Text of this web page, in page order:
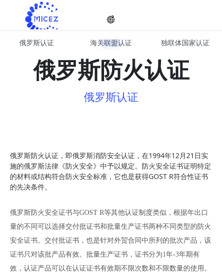
选择
语种
欧亚经济联盟EAC认证服务
俄罗斯认证 海关联盟认证 独联体国家认证
俄罗斯防火认证
俄罗斯认证
俄罗斯防火认证，即俄罗斯消防安全认证，在1994年12月21日实
施的俄罗斯法律《防火安全》中予以规定。防火安全证书证明特定
的材料或结构符合防火安全标准，它也是获得GOST R符合性证书
的先决条件。
俄罗斯防火安全证书与GOST R等其他认证制度类似，根据年出口
量的不同可以选择交付批证书和批量生产证书两种不同类型的防火
安全证书。交付批证书，也是针对外贸合同中所列的批次产品，该
证书只对该批产品有效。批量生产证书，证书分为1年-3年期有
效，认证产品可以在认证证书有效期不限次数和不限数量的使用。